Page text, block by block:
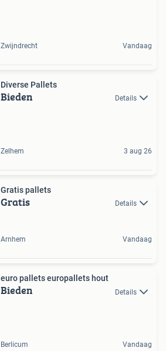
Zwijndrecht Vandaag
Diverse Pallets
Bieden Details
Zelhem 3 aug 26
Gratis pallets
Gratis Details
Arnhem Vandaag
euro pallets europallets hout
Bieden Details
Berlicum Vandaag